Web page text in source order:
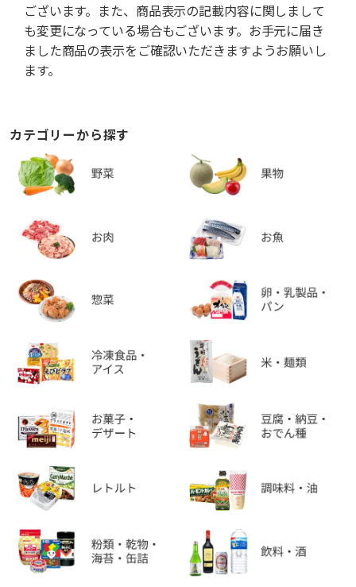
ございます。また、商品表示の記載内容に関しまして
も変更になっている場合もございます。お手元に届き
ました商品の表示をご確認いただきますようお願いし
ます。
カテゴリーから探す